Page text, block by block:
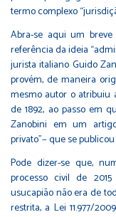
termo complexo
Abra-se aqui um
referência da ideia
jurista italiano Guido
provém, de maneira
mesmo autor o atribuiu
de 1892, ao passo em
Zanobini em um
privato”− que se publicou
Pode dizer-se que,
processo civil de
usucapião não era de
restrita, a Lei 11.977/